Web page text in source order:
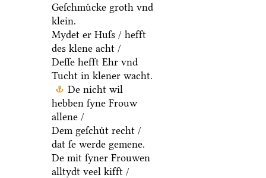
Geſchmuͤcke groth vnd
klein.
Mydet er Huſs / hefft
des klene acht /
Deſſe hefft Ehr vnd
Tucht in klener wacht.
De nicht wil
hebben ſyne Frouw
allene /
Dem geſchuͤt recht /
dat ſe werde gemene.
De mit ſyner Frouwen
alltydt veel kifft /